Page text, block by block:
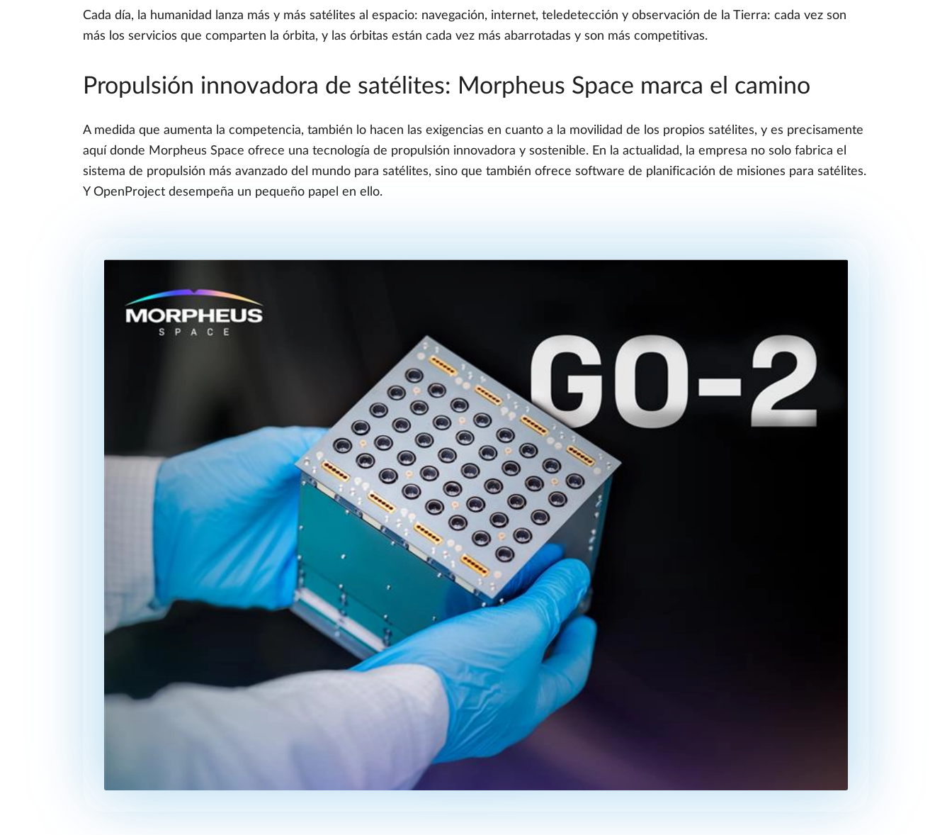
Cada día, la humanidad lanza más y más satélites al espacio: navegación, internet, teledetección y observación de la Tierra: cada vez son
más los servicios que comparten la órbita, y las órbitas están cada vez más abarrotadas y son más competitivas.
Propulsión innovadora de satélites: Morpheus Space marca el camino
A medida que aumenta la competencia, también lo hacen las exigencias en cuanto a la movilidad de los propios satélites, y es precisamente
aquí donde Morpheus Space ofrece una tecnología de propulsión innovadora y sostenible. En la actualidad, la empresa no solo fabrica el
sistema de propulsión más avanzado del mundo para satélites, sino que también ofrece software de planificación de misiones para satélites.
Y OpenProject desempeña un pequeño papel en ello.